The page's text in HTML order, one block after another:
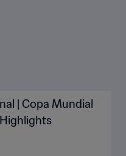
| Copa Mundial